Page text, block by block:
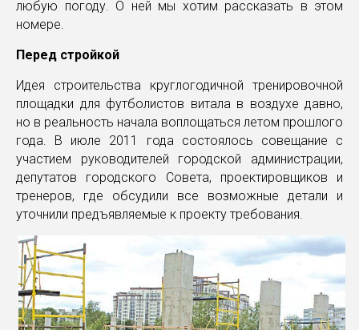
любую погоду. О ней мы хотим рассказать в этом
номере.
Перед стройкой
Идея строительства круглогодичной тренировочной
площадки для футболистов витала в воздухе давно,
но в реальность начала воплощаться летом прошлого
года. В июле 2011 года состоялось совещание с
участием руководителей городской администрации,
депутатов городского Совета, проектировщиков и
тренеров, где обсудили все возможные детали и
уточнили предъявляемые к проекту требования.